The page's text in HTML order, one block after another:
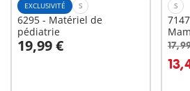
EXCLUSIVITÉ S
6295 - Matériel de
pédiatrie
19,99 €
Au panier
S